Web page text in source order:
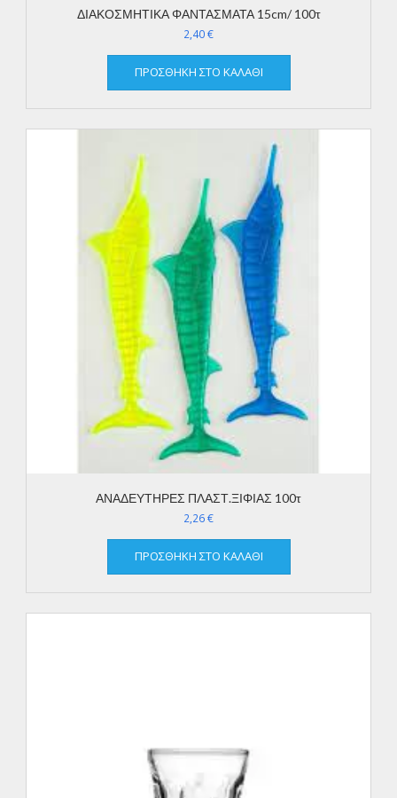
ΔΙΑΚΟΣΜΗΤΙΚΑ ΦΑΝΤΑΣΜΑΤΑ 15cm/ 100τ
2,40€
ΠΡΟΣΘΉΚΗ ΣΤΟ ΚΑΛΆΘΙ
ΑΝΑΔΕΥΤΗΡΕΣ ΠΛΑΣΤ.ΞΙΦΙΑΣ 100τ
2,26€
ΠΡΟΣΘΉΚΗ ΣΤΟ ΚΑΛΆΘΙ